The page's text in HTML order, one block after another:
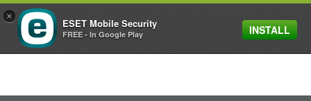
MENU
×
ESET Mobile Security
FREE - In Google Play INSTALL